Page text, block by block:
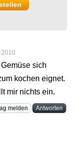
sich
kochen eignet.
mir nichts ein.
melden Antworten